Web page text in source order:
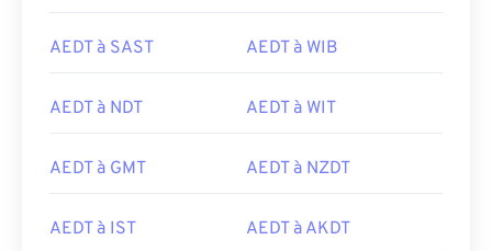
AEDT à SAST AEDT à WIB
AEDT à NDT AEDT à WIT
AEDT à GMT AEDT à NZDT
AEDT à IST AEDT à AKDT